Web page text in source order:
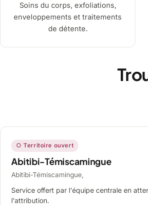
Soins du corps, exfoliations,
enveloppements et traitements
de détente.
○ Territoire ouvert
Abitibi-Témiscamingue
Abitibi-Témiscamingue,
Service offert par l'équipe centrale en
l'attribution.